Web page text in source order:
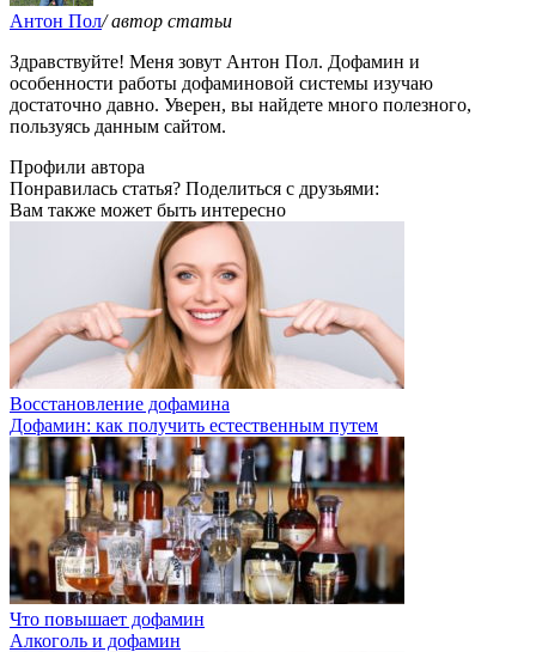
Антон Пол/ автор статьи
Здравствуйте! Меня зовут Антон Пол. Дофамин и
особенности работы дофаминовой системы изучаю
достаточно давно. Уверен, вы найдете много полезного,
пользуясь данным сайтом.
Профили автора
Понравилась статья? Поделиться с друзьями:
Вам также может быть интересно
Восстановление дофамина
Дофамин: как получить естественным путем
Что повышает дофамин
Алкоголь и дофамин